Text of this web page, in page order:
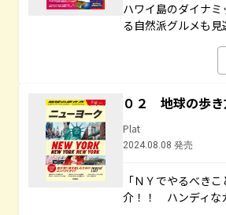
ハワイ島のダイナ
る自然派グルメも見
０２ 地球の歩
Plat
2024.08.08 発売
「ＮＹでやるべき
介！！ ハンディな